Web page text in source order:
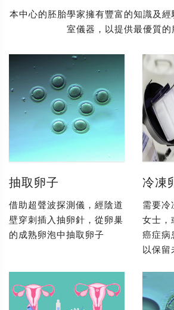
本中心的胚胎學家擁有豐富的知識及
室儀器，以提供最優質的
抽取卵子
借助超聲波探測儀，經陰道
壁穿刺插入抽卵針，從卵巢
的成熟卵泡中抽取卵子
冷凍
需要冷
女士，
癌症病
以保留